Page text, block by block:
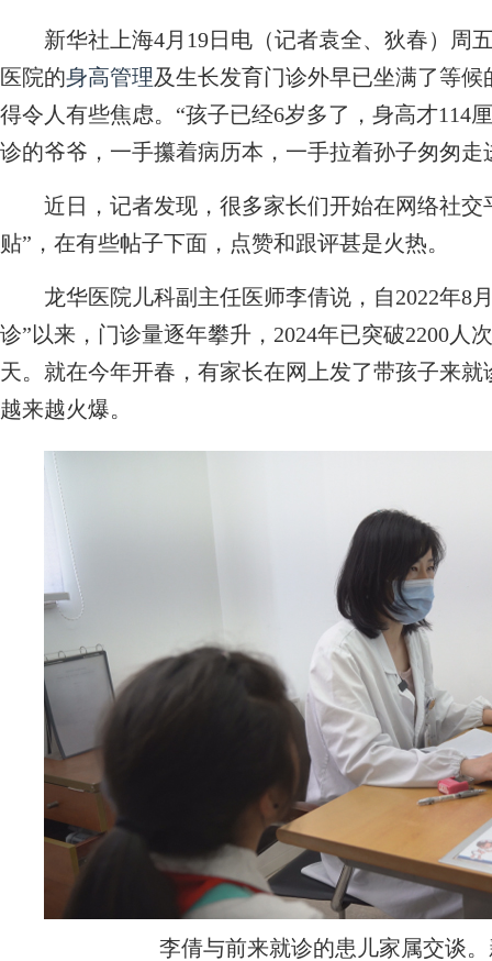
新华社上海4月19日电（记者袁全、狄春）周
医院的身高管理及生长发育门诊外早已坐满了等
得令人有些焦虑。“孩子已经6岁多了，身高才114
诊的爷爷，一手攥着病历本，一手拉着孙子匆匆
近日，记者发现，很多家长们开始在网络社交
贴”，在有些帖子下面，点赞和跟评甚是火热。
龙华医院儿科副主任医师李倩说，自2022年8
诊”以来，门诊量逐年攀升，2024年已突破2200人
天。就在今年开春，有家长在网上发了带孩子来
越来越火爆。
李倩与前来就诊的患儿家属交谈